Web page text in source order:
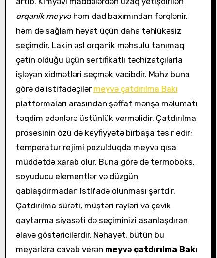
orqanik meyvəhəm dad baxımından fərqlənir,
həm də sağlam həyat üçün daha təhlükəsiz
seçimdir. Lakin əsl orqanik məhsulu tanımaq
çətin olduğu üçün sertifikatlı təchizatçılarla
işləyən xidmətləri seçmək vacibdir. Məhz buna
görə də istifadəçilər meyvə çatdırılma Bakı
platformaları arasından şəffaf mənşə məlumatı
təqdim edənlərə üstünlük verməlidir. Çatdırılma
prosesinin özü də keyfiyyətə birbaşa təsir edir;
temperatur rejimi pozulduqda meyvə qısa
müddətdə xarab olur. Buna görə də termoboks,
soyuducu elementlər və düzgün
qablaşdırmadan istifadə olunması şərtdir.
Çatdırılma sürəti, müştəri rəyləri və çevik
qaytarma siyasəti də seçiminizi asanlaşdıran
əlavə göstəricilərdir. Nəhayət, bütün bu
meyarlara cavab verən meyvə çatdırılma Bakı